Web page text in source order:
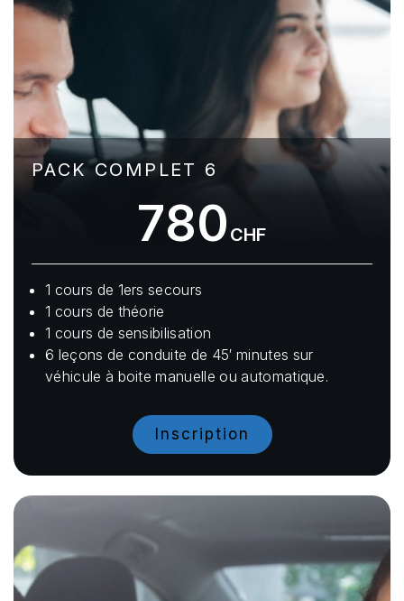
PACK COMPLET 6
780 CHF
1 cours de 1ers secours
1 cours de théorie
1 cours de sensibilisation
6 leçons de conduite de 45′ minutes sur
véhicule à boite manuelle ou automatique.
Inscription